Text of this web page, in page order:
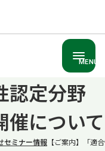
MENU
認定分野
催について
セミナー情報 【ご案内】「適